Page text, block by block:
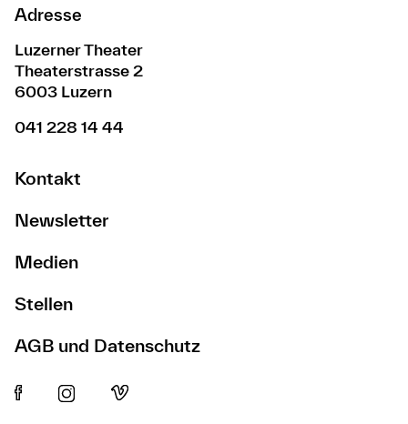
Adresse
Luzerner Theater
Theaterstrasse 2
6003 Luzern
041 228 14 44
Kontakt
Newsletter
Medien
Stellen
AGB und Datenschutz